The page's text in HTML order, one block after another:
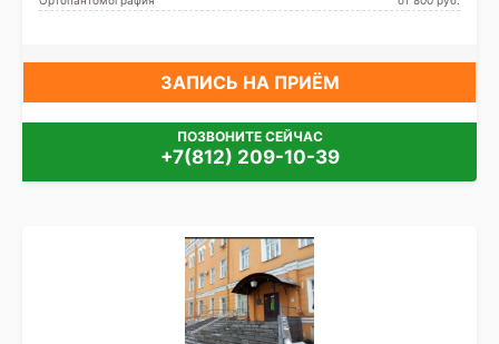
ЗАПИСЬ НА ПРИЁМ
ПОЗВОНИТЕ СЕЙЧАС
+7(812) 209-10-39